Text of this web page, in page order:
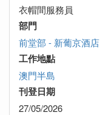
衣帽間服務員
部門
前堂部 - 新葡京酒店
工作地點
澳門半島
刊登日期
27/05/2026